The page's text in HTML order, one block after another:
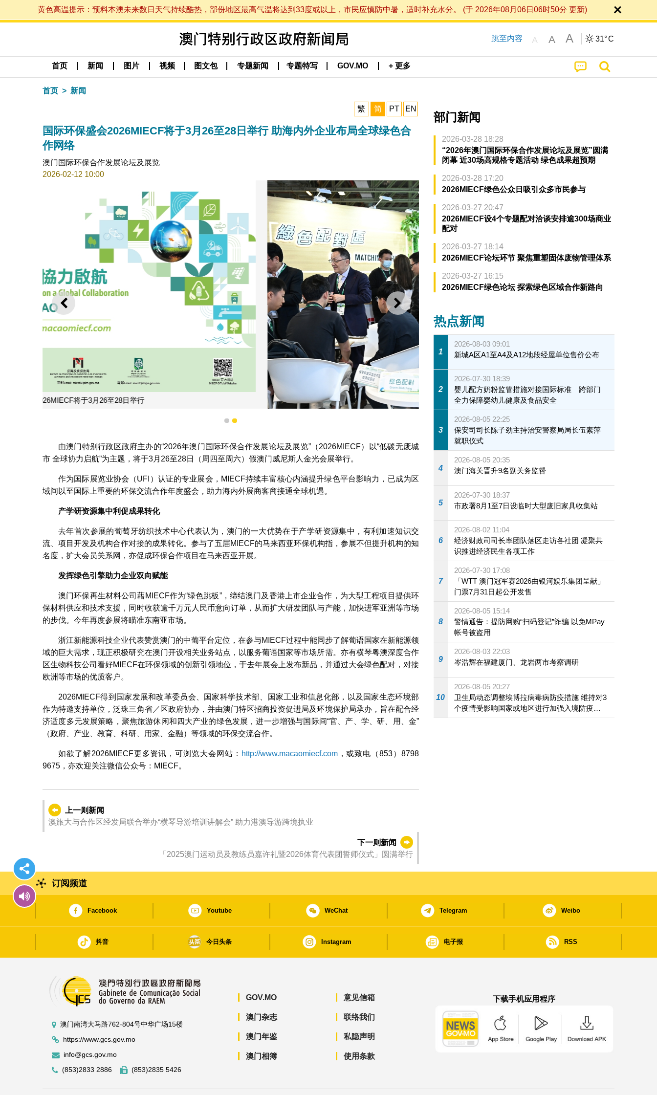
黄色高温提示：预料本澳未来数日天气持续酷热，部份地区最高气温将达到33度或以上，市民应慎防中暑，适时补充水分。 (于 2026年08月06日06时50分 更新)
跳至内容 A A A 31°C
首页 新闻 图片 视频 图文包 专题新闻 专题特写 GOV.MO + 更多
首页 新闻
繁 简 PT EN
国际环保盛会2026MIECF将于3月26至28日举行 助海内外企业布局全球绿色合
作网络
澳门国际环保合作发展论坛及展览
2026-02-12 10:00
上一则 下一则
MIECF透过绿色配对助力企业对接国际环保市场供需
1 2
由澳门特别行政区政府主办的“2026年澳门国际环保合作发展论坛及展览”（2026MIECF）以“低碳无废城
市 全球协力启航”为主题，将于3月26至28日（周四至周六）假澳门威尼斯人金光会展举行。
作为国际展览业协会（UFI）认证的专业展会，MIECF持续丰富核心内涵提升绿色平台影响力，已成为区
域间以至国际上重要的环保交流合作年度盛会，助力海内外展商客商接通全球机遇。
产学研资源集中利促成果转化
去年首次参展的葡萄牙纺织技术中心代表认为，澳门的一大优势在于产学研资源集中，有利加速知识交
流、项目开发及机构合作对接的成果转化。参与了五届MIECF的马来西亚环保机构指，参展不但提升机构的知
名度，扩大会员关系网，亦促成环保合作项目在马来西亚开展。
发挥绿色引擎助力企业双向赋能
澳门环保再生材料公司藉MIECF作为“绿色跳板”，缔结澳门及香港上市企业合作，为大型工程项目提供环
保材料供应和技术支援，同时收获逾千万元人民币意向订单，从而扩大研发团队与产能，加快进军亚洲等市场
的步伐。今年再度参展将瞄准东南亚市场。
浙江新能源科技企业代表赞赏澳门的中葡平台定位，在参与MIECF过程中能同步了解葡语国家在新能源领
域的巨大需求，现正积极研究在澳门开设相关业务站点，以服务葡语国家等市场所需。亦有横琴粤澳深度合作
区生物科技公司看好MIECF在环保领域的创新引领地位，于去年展会上发布新品，并通过大会绿色配对，对接
欧洲等市场的优质客户。
2026MIECF得到国家发展和改革委员会、国家科学技术部、国家工业和信息化部，以及国家生态环境部
作为特邀支持单位，泛珠三角省／区政府协办，并由澳门特区招商投资促进局及环境保护局承办，旨在配合经
济适度多元发展策略，聚焦旅游休闲和四大产业的绿色发展，进一步增强与国际间“官、产、学、研、用、金”
（政府、产业、教育、科研、用家、金融）等领域的环保交流合作。
如欲了解2026MIECF更多资讯，可浏览大会网站： http://www.macaomiecf.com，或致电（853）8798
9675，亦欢迎关注微信公众号：MIECF。
上一则新闻
澳旅大与合作区经发局联合举办“横琴导游培训讲解会” 助力港澳导游跨境执业
下一则新闻
「2025澳门运动员及教练员嘉许礼暨2026体育代表团誓师仪式」圆满举行
部门新闻
2026-03-28 18:28
“2026年澳门国际环保合作发展论坛及展览”圆满
闭幕 近30场高规格专题活动 绿色成果超预期
2026-03-28 17:20
2026MIECF绿色公众日吸引众多市民参与
2026-03-27 20:47
2026MIECF设4个专题配对洽谈安排逾300场商业
配对
2026-03-27 18:14
2026MIECF论坛环节 聚焦重塑固体废物管理体系
2026-03-27 16:15
2026MIECF绿色论坛 探索绿色区域合作新路向
热点新闻
1
2026-08-03 09:01
新城A区A1至A4及A12地段经屋单位售价公布
2
2026-07-30 18:39
婴儿配方奶粉监管措施对接国际标准 跨部门
全力保障婴幼儿健康及食品安全
3
2026-08-05 22:25
保安司司长陈子劲主持治安警察局局长伍素萍
就职仪式
4
2026-08-05 20:35
澳门海关晋升9名副关务监督
5
2026-07-30 18:37
市政署8月1至7日设临时大型废旧家具收集站
6
2026-08-02 11:04
经济财政司司长率团队落区走访各社团 凝聚共
识推进经济民生各项工作
7
2026-07-30 17:08
「WTT 澳门冠军赛2026由银河娱乐集团呈献」
门票7月31日起公开发售
8
2026-08-05 15:14
警情通告：提防网购“扫码登记”诈骗 以免MPay
帐号被盗用
9
2026-08-03 22:03
岑浩辉在福建厦门、龙岩两市考察调研
10
2026-08-05 20:27
卫生局动态调整埃博拉病毒病防疫措施 维持对3
个疫情受影响国家或地区进行加强入境防疫措
施
订阅频道
Facebook Youtube WeChat Telegram Weibo
抖音 今日头条 Instagram 电子报 RSS
澳门南湾大马路762-804号中华广场15楼
https://www.gcs.gov.mo
info@gcs.gov.mo
(853)2833 2886
(853)2835 5426
GOV.MO
澳门杂志
澳门年鉴
澳门相簿
意见信箱
联络我们
私隐声明
使用条款
下载手机应用程序